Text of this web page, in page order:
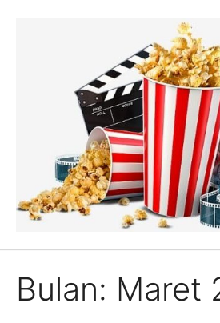
Bulan: Maret